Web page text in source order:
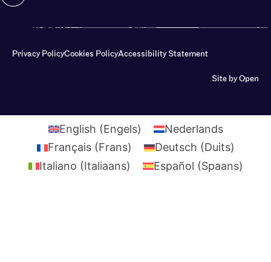
Privacy PolicyCookies PolicyAccessibility Statement
Site by Open
English (Engels)
Nederlands
Français(Frans) Deutsch (Duits)
Italiano (Italiaans) Español (Spaans)